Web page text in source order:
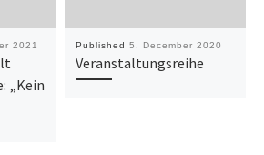
2021
„Kein
Published 5. December 2020
Veranstaltungsreihe